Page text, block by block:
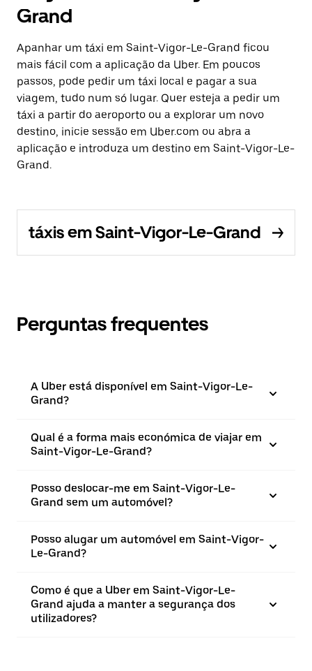
Grand
Apanhar um táxi em Saint-Vigor-Le-Grand ficou
mais fácil com a aplicação da Uber. Em poucos
passos, pode pedir um táxi local e pagar a sua
viagem, tudo num só lugar. Quer esteja a pedir um
táxi a partir do aeroporto ou a explorar um novo
destino, inicie sessão em Uber.com ou abra a
aplicação e introduza um destino em Saint-Vigor-Le-
Grand.
táxis em Saint-Vigor-Le-Grand
Perguntas frequentes
A Uber está disponível em Saint-Vigor-Le-
Grand?
Qual é a forma mais económica de viajar em
Saint-Vigor-Le-Grand?
Posso deslocar-me em Saint-Vigor-Le-
Grand sem um automóvel?
Posso alugar um automóvel em Saint-Vigor-
Le-Grand?
Como é que a Uber em Saint-Vigor-Le-
Grand ajuda a manter a segurança dos
utilizadores?